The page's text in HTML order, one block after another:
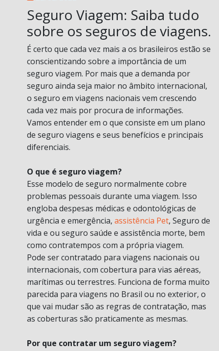
Seguro Viagem: Saiba tudo
sobre os seguros de viagens.
É certo que cada vez mais a os brasileiros estão se
conscientizando sobre a importância de um
seguro viagem. Por mais que a demanda por
seguro ainda seja maior no âmbito internacional,
o seguro em viagens nacionais vem crescendo
cada vez mais por procura de informações.
Vamos entender em o que consiste em um plano
de seguro viagens e seus benefícios e principais
diferenciais.
O que é seguro viagem?
Esse modelo de seguro normalmente cobre
problemas pessoais durante uma viagem. Isso
engloba despesas médicas e odontológicas de
urgência e emergência, assistência Pet, Seguro de
vida e ou seguro saúde e assistência morte, bem
como contratempos com a própria viagem.
Pode ser contratado para viagens nacionais ou
internacionais, com cobertura para vias aéreas,
marítimas ou terrestres. Funciona de forma muito
parecida para viagens no Brasil ou no exterior, o
que vai mudar são as regras de contratação, mas
as coberturas são praticamente as mesmas.
Por que contratar um seguro viagem?